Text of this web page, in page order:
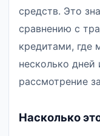
средств. Это
сравнению с
кредитами, где
несколько
рассмотрение
Насколько